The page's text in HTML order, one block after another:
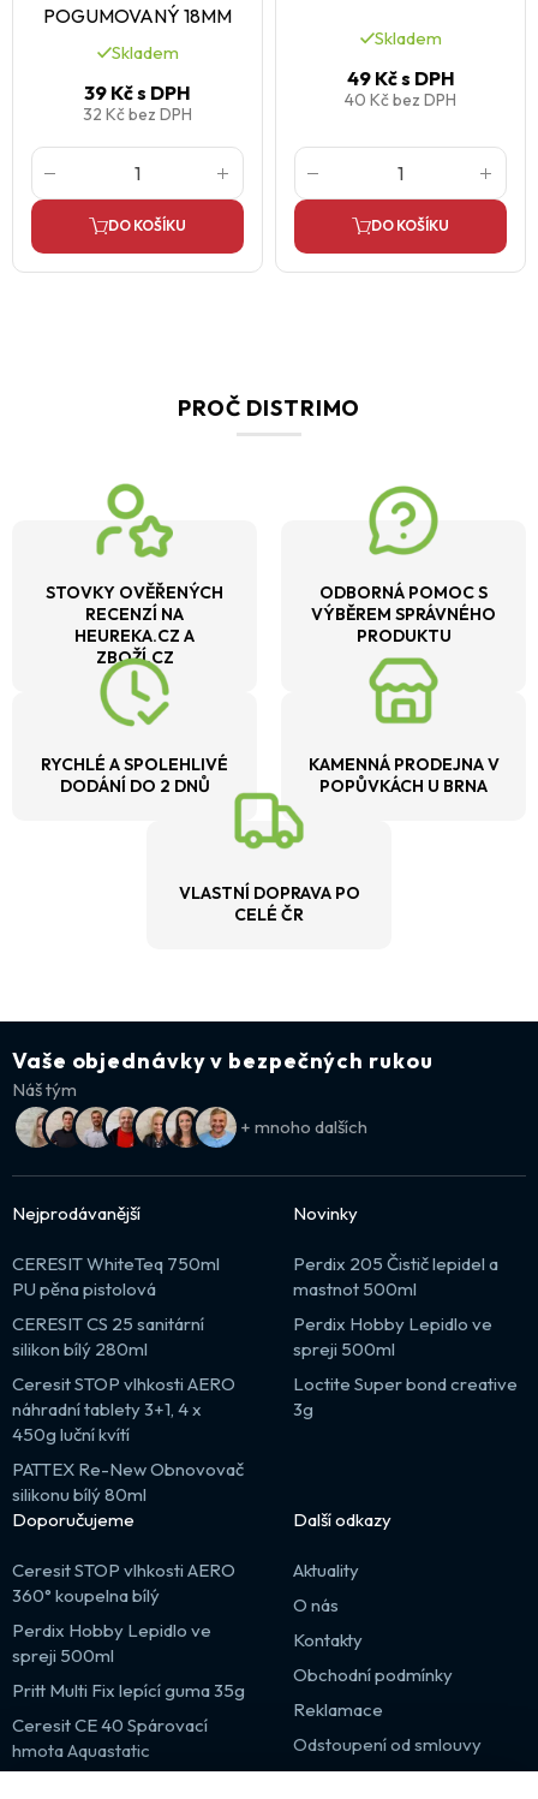
POGUMOVANÝ 18MM
Skladem
39 Kčs DPH
32 Kčbez DPH
DO KOŠÍKU
Skladem
49 Kčs DPH
40 Kčbez DPH
DO KOŠÍKU
PROČ DISTRIMO
STOVKY OVĚŘENÝCH
RECENZÍ NA
HEUREKA.CZ A
ZBOŽÍ.CZ
ODBORNÁ POMOC S
VÝBĚREM SPRÁVNÉHO
PRODUKTU
RYCHLÉ A SPOLEHLIVÉ
DODÁNÍ DO 2 DNŮ
KAMENNÁ PRODEJNA V
POPŮVKÁCH U BRNA
VLASTNÍ DOPRAVA PO
CELÉ ČR
Vaše objednávky v bezpečných rukou
Náš tým
+ mnoho dalších
Nejprodávanější
CERESIT WhiteTeq 750ml
PU pěna pistolová
CERESIT CS 25 sanitární
silikon bílý 280ml
Ceresit STOP vlhkosti AERO
náhradní tablety 3+1, 4 x
450g luční kvítí
PATTEX Re-New Obnovovač
silikonu bílý 80ml
Novinky
Perdix 205 Čistič lepidel a
mastnot 500ml
Perdix Hobby Lepidlo ve
spreji 500ml
Loctite Super bond creative
3g
Doporučujeme
Ceresit STOP vlhkosti AERO
360° koupelna bílý
Perdix Hobby Lepidlo ve
spreji 500ml
Pritt Multi Fix lepící guma 35g
Ceresit CE 40 Spárovací
hmota Aquastatic
Další odkazy
Aktuality
O nás
Kontakty
Obchodní podmínky
Reklamace
Odstoupení od smlouvy